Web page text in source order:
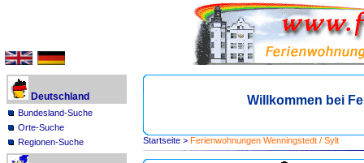
Deutschland
Bundesland-Suche
Orte-Suche
Regionen-Suche
Willkommen bei
Startseite > Ferienwohnungen Wenningstedt / Sylt